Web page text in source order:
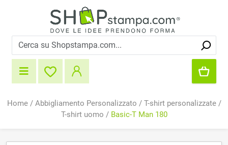
Home/ Abbigliamento Personalizzato / T-shirt personalizzate/
T-shirt uomo / Basic-T Man 180